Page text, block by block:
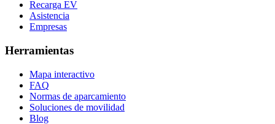
Recarga EV
Asistencia
Empresas
Herramientas
Mapa interactivo
FAQ
Normas de aparcamiento
Soluciones de movilidad
Blog